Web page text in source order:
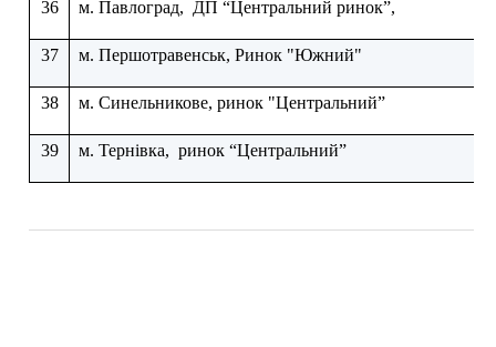
36 м. Павлоград, ДП “Центральний ринок”,
37 м. Першотравенськ, Ринок "Южний"
38 м. Синельникове, ринок "Центральний”
39 м. Тернівка, ринок “Центральний”